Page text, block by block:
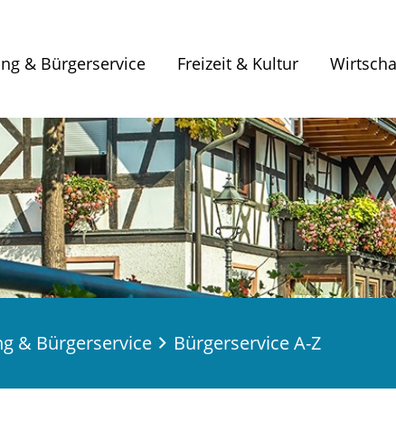
& Bürgerservice Freizeit & Kultur
& Bürgerservice Bürgerservice A-Z